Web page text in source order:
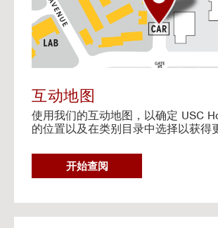
n
t
e
r
t
i
v
e
p
互动地图
使用我们的互动地图，以确定 USC
的位置以及在类别目录中选择以获得
G
O
开始查阅